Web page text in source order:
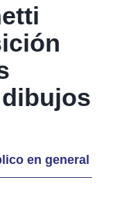
en general